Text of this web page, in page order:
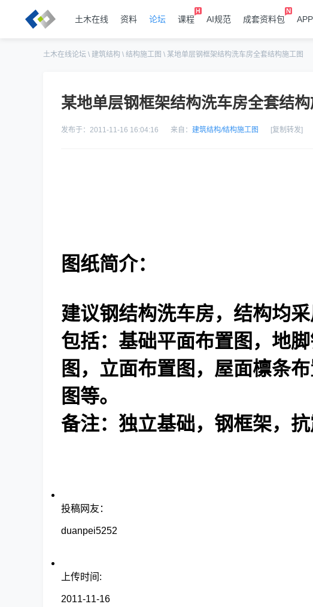
土木在线 资料 论坛 课程 AI规范 成套资料包 APP
土木在线论坛 \ 建筑结构 \ 结构施工图 \ 某地单层钢框架结构洗车房全套结构施工图
某地单层钢框架结构洗车房全套结构
发布于：2011-11-16 16:04:16 来自： 建筑结构/结构施工图 [复制转发]
图纸简介：
建议钢结构洗车房，结构均采
包括：基础平面布置图，地
图，立面布置图，屋面檩条
图等。
备注：独立基础，钢框架，
投稿网友：
duanpei5252
上传时间:
2011-11-16